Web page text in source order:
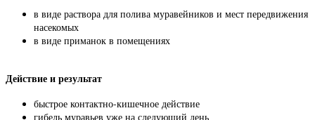
в виде раствора для полива муравейников и мест передвижения
насекомых
в виде приманок в помещениях
Действие и результат
быстрое контактно-кишечное действие
гибель муравьев уже на следующий день